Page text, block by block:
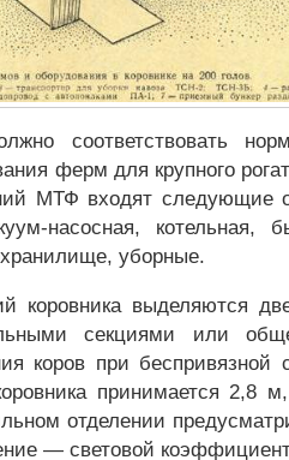
соответствовать
ферм для крупного
МТФ входят следующие
насосная, котельная,
уборные.
коровника выделяются
секциями или
коров при
принимается 2,8
отделении
— световой